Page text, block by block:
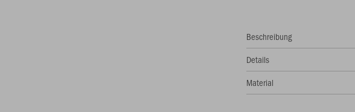
Beschreibung
Details
Material